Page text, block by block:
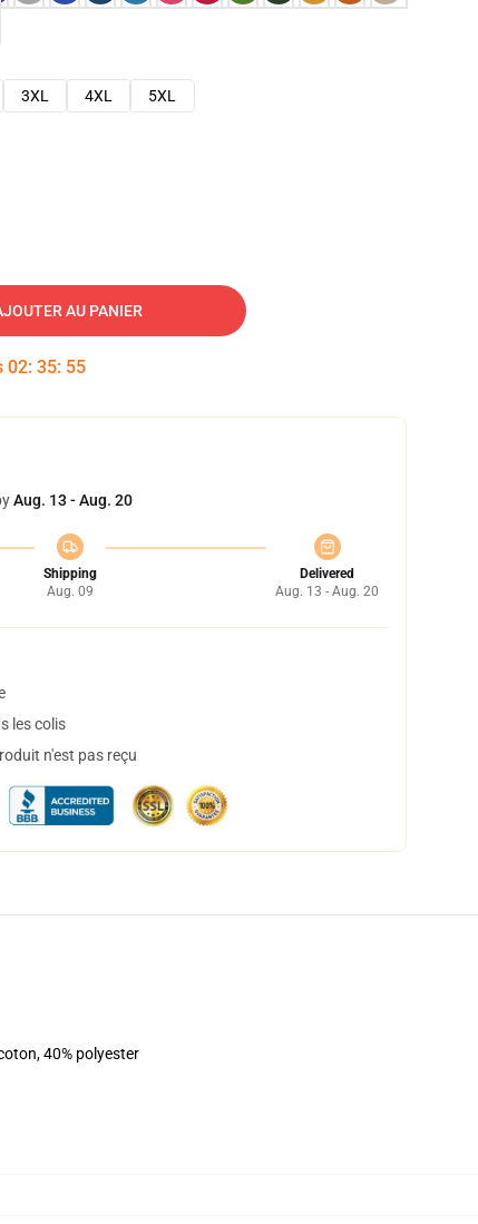
3XL 4XL
5XL
AU PANIER
02: 35: 54
Aug. 13 - Aug. 20
Shipping
Aug. 09
Delivered
Aug. 13 - Aug. 20
les colis
n'est pas reçu
40% polyester